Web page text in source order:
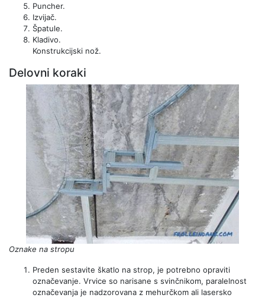
Puncher.
Izvijač.
Špatule.
Kladivo.
Konstrukcijski nož.
Delovni koraki
Oznake na stropu
Preden sestavite škatlo na strop, je potrebno opraviti
označevanje. Vrvice so narisane s svinčnikom, paralelnost
označevanja je nadzorovana z mehurčkom ali lasersko